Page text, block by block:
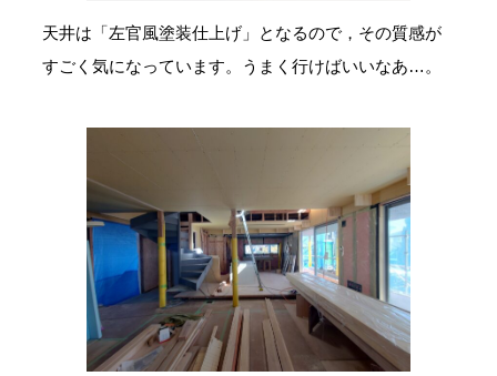
天井は「左官風塗装仕上げ」となるので，その質感が
すごく気になっています。うまく行けばいいなあ…。